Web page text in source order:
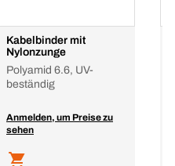
Kabelbinder mit
Nylonzunge
Polyamid 6.6, UV-
beständig
Anmelden, um Preise zu
sehen